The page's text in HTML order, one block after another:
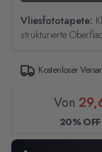
Vliesfototapete:
strukturierte
Kostenloser
Von
20%